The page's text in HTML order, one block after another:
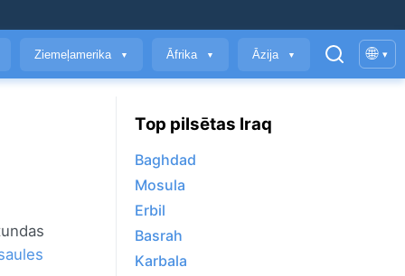
Ziemeļamerika ▼ Āfrika ▼ Āzija ▼ 🌐 ▾
Top pilsētas Iraq
Baghdad
Mosula
Erbil
Basrah
Karbala